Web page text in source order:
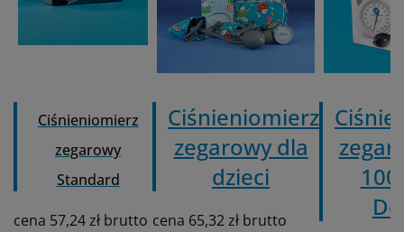
Ciśnieniomierz
zegarowy
Standard
cena 57,24 zł brutto
Ciśnieniomierz
zegarowy dla
dzieci
cena 65,32 zł brutto